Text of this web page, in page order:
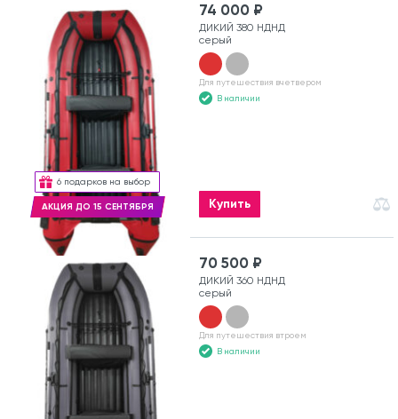
6 подарков на выбор
АКЦИЯ ДО 15 СЕНТЯБРЯ
74 000 ₽
ДИКИЙ 380 НДНД
серый
Для путешествия вчетвером
В наличии
Купить
70 500 ₽
ДИКИЙ 360 НДНД
серый
Для путешествия втроем
В наличии